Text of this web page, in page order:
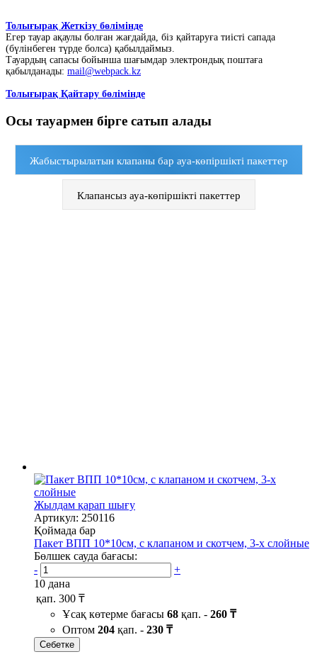
Толығырақ Жеткізу бөлімінде
Егер тауар ақаулы болған жағдайда, біз қайтаруға тиісті сапада
(бүлінбеген түрде болса) қабылдаймыз.
Тауардың сапасы бойынша шағымдар электрондық поштаға
қабылданады: mail@webpack.kz
Толығырақ Қайтару бөлімінде
Осы тауармен бірге сатып алады
Жабыстырылатын клапаны бар ауа-көпіршікті пакеттер
Клапансыз ауа-көпіршікті пакеттер
Жылдам қарап шығу
Артикул: 250116
Қоймада бар
Пакет ВПП 10*10см, с клапаном и скотчем, 3-х слойные
Бөлшек сауда бағасы:
-
+
10 дана
қап. 300 ₸
Ұсақ көтерме бағасы 68 қап. - 260 ₸
Оптом 204 қап. - 230 ₸
Себетке